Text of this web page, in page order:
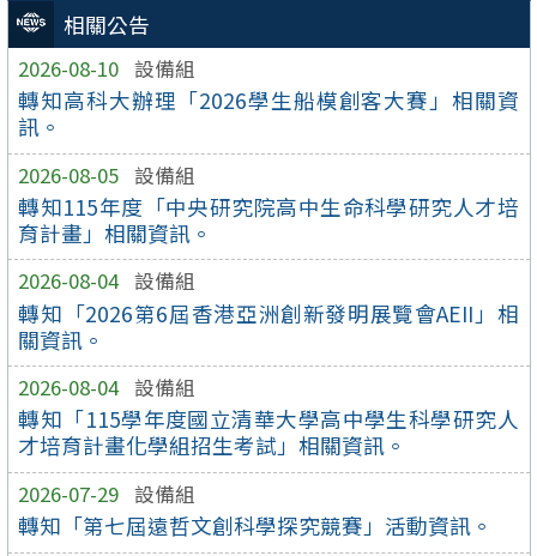
相關公告
2026-08-10 設備組
轉知高科大辦理「2026學生船模創客大賽」相關資
訊。
2026-08-05 設備組
轉知115年度「中央研究院高中生命科學研究人才培
育計畫」相關資訊。
2026-08-04 設備組
轉知「2026第6屆香港亞洲創新發明展覽會AEII」相
關資訊。
2026-08-04 設備組
轉知「115學年度國立清華大學高中學生科學研究人
才培育計畫化學組招生考試」相關資訊。
2026-07-29 設備組
轉知「第七屆遠哲文創科學探究競賽」活動資訊。